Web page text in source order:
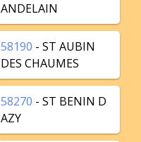
ANDELAIN
58190 - ST AUBIN
DES CHAUMES
58270 - ST BENIN D
AZY